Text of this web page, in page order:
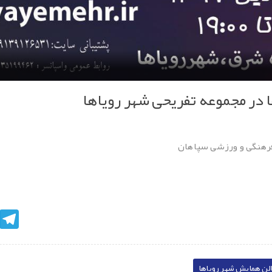
مجموعه تفریحی شهر رویاها
و ورزشی سپاهان
همایش شهر رویاها